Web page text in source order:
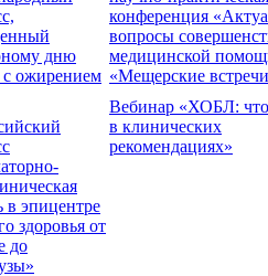
дню
ожирением
эпицентре
здоровья от
до
конференция
вопросы
медицинской
«Мещерские
Вебинар «ХОБЛ:
в клинических
рекомендациях»